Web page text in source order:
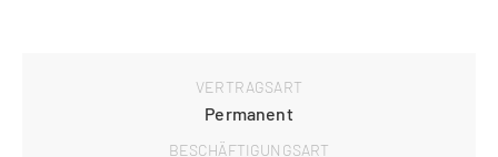
VERTRAGSART
Permanent
BESCHÄFTIGUNGSART